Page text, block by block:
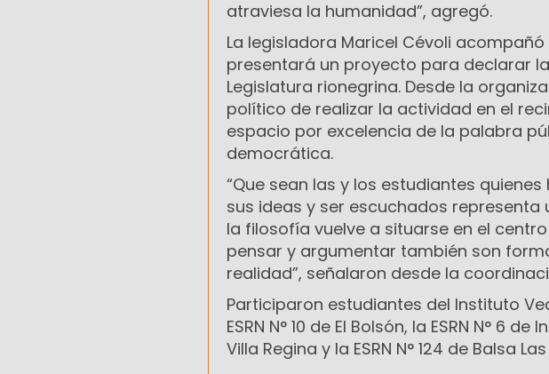
atraviesa la humanidad”, agregó.
La legisladora Maricel Cévoli
presentará un proyecto para declarar
Legislatura rionegrina. Desde la
político de realizar la actividad en el
espacio por excelencia de la palabra
democrática.
“Que sean las y los estudiantes
sus ideas y ser escuchados
la filosofía vuelve a situarse en el
pensar y argumentar también son
realidad”, señalaron desde la
Participaron estudiantes del Instituto
ESRN N° 10 de El Bolsón, la ESRN N° 6
Villa Regina y la ESRN N° 124 de Balsa